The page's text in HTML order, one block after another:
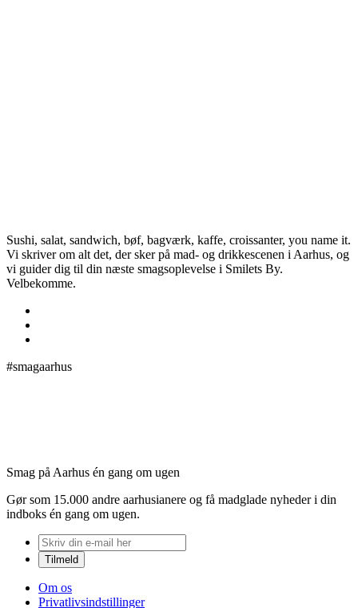
Sushi, salat, sandwich, bøf, bagværk, kaffe, croissanter, you name it.
Vi skriver om alt det, der sker på mad- og drikkescenen i Aarhus, og
vi guider dig til din næste smagsoplevelse i Smilets By.
Velbekomme.
#smagaarhus
Smag på Aarhus én gang om ugen
Gør som 15.000 andre aarhusianere og få madglade nyheder i din
indboks én gang om ugen.
Om os
Privatlivsindstillinger